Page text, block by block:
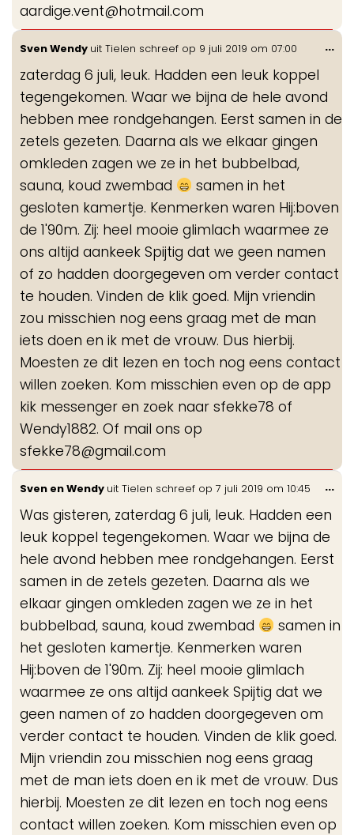
aardige.vent@hotmail.com
Sven Wendy uit Tielen schreef op 9 juli 2019 om 07:00
zaterdag 6 juli, leuk. Hadden een leuk koppel
tegengekomen. Waar we bijna de hele avond
hebben mee rondgehangen. Eerst samen in de
zetels gezeten. Daarna als we elkaar gingen
omkleden zagen we ze in het bubbelbad,
sauna, koud zwembad
samen in het
gesloten kamertje. Kenmerken waren Hij:boven
de 1'90m. Zij: heel mooie glimlach waarmee ze
ons altijd aankeek Spijtig dat we geen namen
of zo hadden doorgegeven om verder contact
te houden. Vinden de klik goed. Mijn vriendin
zou misschien nog eens graag met de man
iets doen en ik met de vrouw. Dus hierbij.
Moesten ze dit lezen en toch nog eens contact
willen zoeken. Kom misschien even op de app
kik messenger en zoek naar sfekke78 of
Wendy1882. Of mail ons op
sfekke78@gmail.com
...
Sven en Wendy uit Tielen schreef op 7 juli 2019 om 10:45
Was gisteren, zaterdag 6 juli, leuk. Hadden een
leuk koppel tegengekomen. Waar we bijna de
hele avond hebben mee rondgehangen. Eerst
samen in de zetels gezeten. Daarna als we
elkaar gingen omkleden zagen we ze in het
bubbelbad, sauna, koud zwembad
samen in
het gesloten kamertje. Kenmerken waren
Hij:boven de 1'90m. Zij: heel mooie glimlach
waarmee ze ons altijd aankeek Spijtig dat we
geen namen of zo hadden doorgegeven om
verder contact te houden. Vinden de klik goed.
Mijn vriendin zou misschien nog eens graag
met de man iets doen en ik met de vrouw. Dus
hierbij. Moesten ze dit lezen en toch nog eens
contact willen zoeken. Kom misschien even op
...